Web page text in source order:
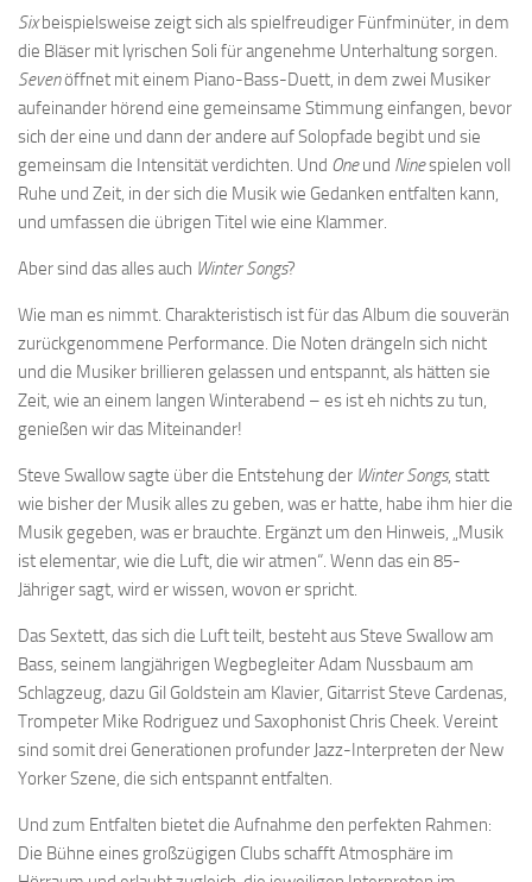
Sixbeispielsweise zeigt sich als spielfreudiger Fünfminüter, in dem
die Bläser mit lyrischen Soli für angenehme Unterhaltung sorgen.
Sevenöffnet mit einem Piano-Bass-Duett, in dem zwei Musiker
aufeinander hörend eine gemeinsame Stimmung einfangen, bevor
sich der eine und dann der andere auf Solopfade begibt und sie
gemeinsam die Intensität verdichten. Und Oneund Ninespielen voll
Ruhe und Zeit, in der sich die Musik wie Gedanken entfalten kann,
und umfassen die übrigen Titel wie eine Klammer.
Aber sind das alles auch Winter Songs?
Wie man es nimmt. Charakteristisch ist für das Album die souverän
zurückgenommene Performance. Die Noten drängeln sich nicht
und die Musiker brillieren gelassen und entspannt, als hätten sie
Zeit, wie an einem langen Winterabend – es ist eh nichts zu tun,
genießen wir das Miteinander!
Steve Swallow sagte über die Entstehung der Winter Songs, statt
wie bisher der Musik alles zu geben, was er hatte, habe ihm hier die
Musik gegeben, was er brauchte. Ergänzt um den Hinweis, „Musik
ist elementar, wie die Luft, die wir atmen“. Wenn das ein 85-
Jähriger sagt, wird er wissen, wovon er spricht.
Das Sextett, das sich die Luft teilt, besteht aus Steve Swallow am
Bass, seinem langjährigen Wegbegleiter Adam Nussbaum am
Schlagzeug, dazu Gil Goldstein am Klavier, Gitarrist Steve Cardenas,
Trompeter Mike Rodriguez und Saxophonist Chris Cheek. Vereint
sind somit drei Generationen profunder Jazz-Interpreten der New
Yorker Szene, die sich entspannt entfalten.
Und zum Entfalten bietet die Aufnahme den perfekten Rahmen:
Die Bühne eines großzügigen Clubs schafft Atmosphäre im